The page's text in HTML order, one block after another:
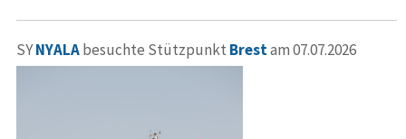
SYNYALAbesuchte Stützpunkt Brestam 07.07.2026